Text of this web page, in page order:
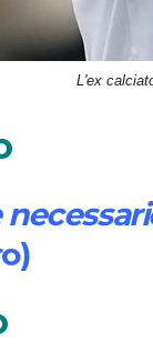
L'ex